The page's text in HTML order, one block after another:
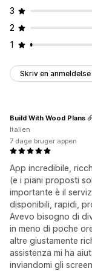
3
2
1
Skriv en anmeldelse
App incredibile,
(e i piani proposti
importante è il
disponibili, rapidi,
Avevo bisogno di
in meno di poche
altre giustamente
assistenza mi ha
inviandomi gli
Build With Wood Plans
Italien
7 dage bruger appen